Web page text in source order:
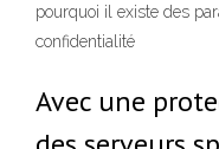
pourquoi il existe des
confidentialité
Avec une